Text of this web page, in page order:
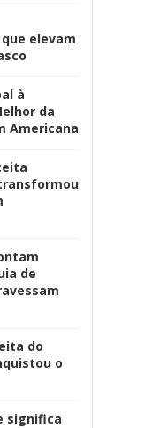
elevam
à
da
Americana
de
do
o
significa